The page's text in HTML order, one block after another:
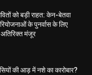
को बड़ी राहत: केन-बेतवा
के पुनर्वास के लिए
मंजूर
की आड़ में नशे का कारोबार?